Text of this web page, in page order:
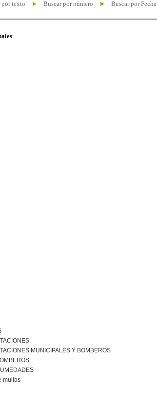
por texto Buscar por número Buscar por Fecha
MUNICIPALES Y BOMBEROS
multas